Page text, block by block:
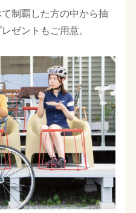
制覇した方の中から抽
ゼントもご用意。